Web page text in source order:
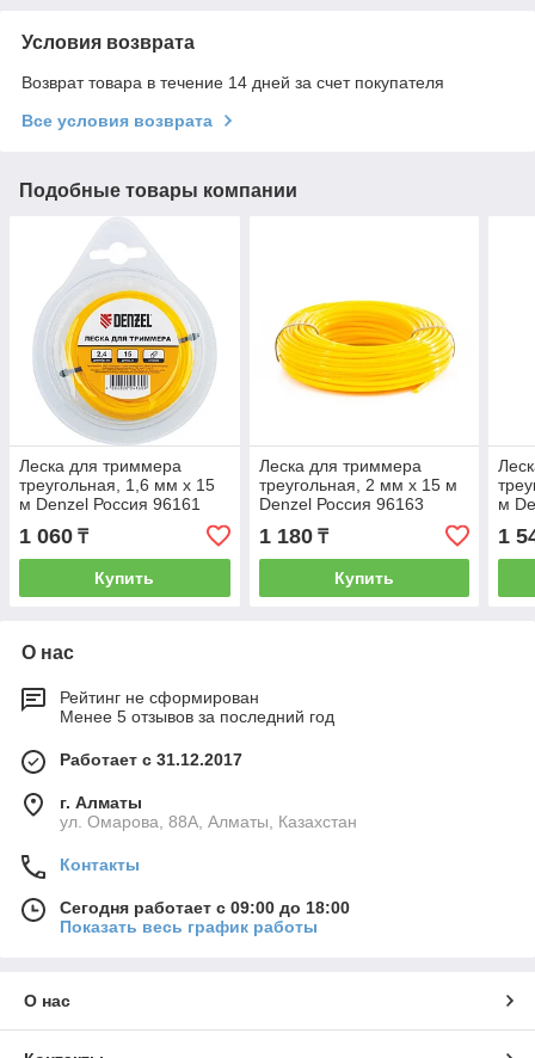
Условия возврата
Возврат товара в течение 14 дней за счет покупателя
Все условия возврата
Подобные товары компании
Леска для триммера
треугольная, 1,6 мм х 15
м Denzel Россия 96161
1 060 ₸
Купить
Леска для триммера
треугольная, 2 мм х 15 м
Denzel Россия 96163
1 180₸
Купить
м
1
О нас
Рейтинг не сформирован
Менее 5 отзывов за последний год
Работает с 31.12.2017
г. Алматы
ул. Омарова, 88А, Алматы, Казахстан
Контакты
Сегодня работает с 09:00 до 18:00
Показать весь график работы
О нас